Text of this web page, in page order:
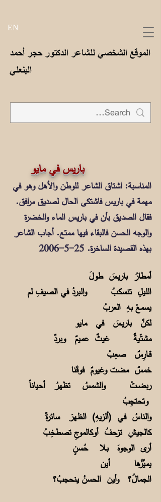
الموقع الشخصي للشاعر الدكتور حجر أحمد
البنعلي
EN
باريس في مايو
المناسبة: اشتاق الشاعر للوطن والأهل وهو في
مهمة في باريس فاشتكى الحال لصديق مرافق.
فقال الصديق بأن في باريس الماء والخضرة
والوجه الحسن فالبقاء فيها ممتع. أجاب الشاعر
بهذه القصيدة الساخرة. 25-5-2006
أمطارُ باريـسَ طولَ
الليلِ تنسكبُ والبردُ في الصيفِ لم
يسمعْ بهِ العربُ
لكنَّ باريـسَ في مايو
مشتّـيةٌ غيثٌ عميمٌ وبردٌ
قــارِسٌ صعِبُ
خمسٌ مضت وغيومٌ فوقَنا
ربضــتْ والشمسُ تظهرُ أحياناً
وتحتجِبُ
والناسُ فـي (ألزيهِ) الظهرَ سائرةٌ
كالجيشِ تزحفُ أوكالموجِ تصطخِبُ
أرى الوجوهَ بـلا حُسنٍ
يميِّزُها أين
الجمالُ؟ وأين الحسنُ ينحجبُ؟